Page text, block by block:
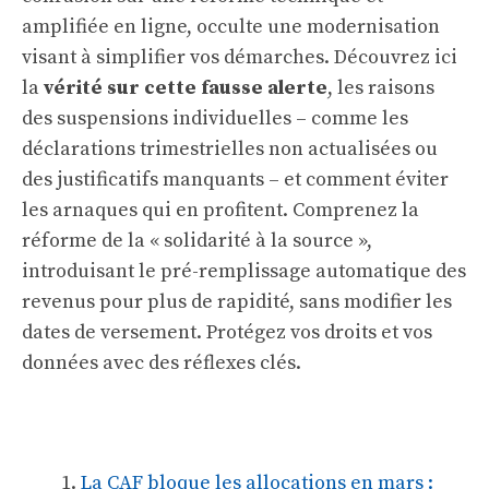
amplifiée en ligne, occulte une modernisation
visant à simplifier vos démarches. Découvrez ici
lavérité sur cette fausse alerte, les raisons
des suspensions individuelles – comme les
déclarations trimestrielles non actualisées ou
des justificatifs manquants – et comment éviter
les arnaques qui en profitent. Comprenez la
réforme de la « solidarité à la source »,
introduisant le pré-remplissage automatique des
revenus pour plus de rapidité, sans modifier les
dates de versement. Protégez vos droits et vos
données avec des réflexes clés.
La CAF bloque les allocations en mars :